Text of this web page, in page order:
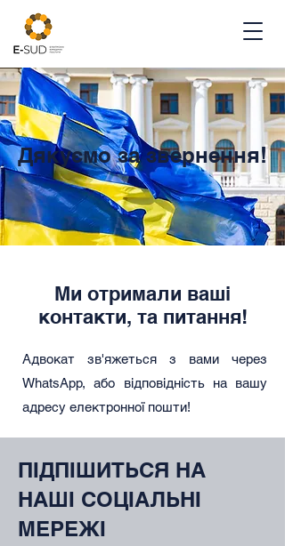
Дякуємо за звернення!
Ми отримали ваші
контакти, та питання!
Адвокат зв'яжеться з вами через
WhatsApp, або відповідність на вашу
адресу електронної пошти!
ПІДПІШИТЬСЯ НА
НАШІ СОЦІАЛЬНІ
МЕРЕЖІ